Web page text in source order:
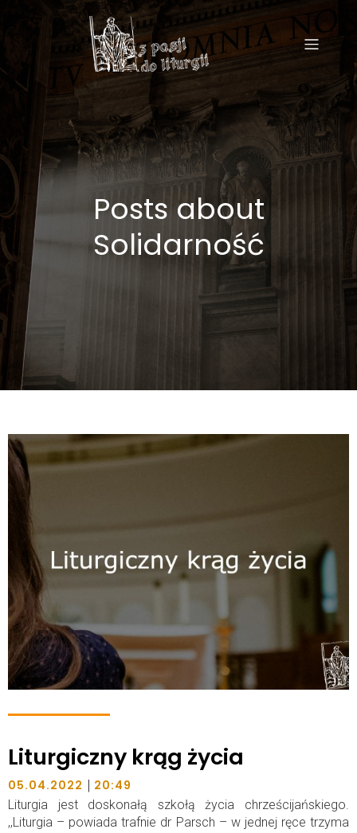
Posts about
Solidarność
Liturgiczny krąg życia
05.04.2022 | 20:49
Liturgia jest doskonałą szkołą życia chrześcijańskiego.
,,Liturgia – powiada trafnie dr Parsch – w jednej ręce trzyma